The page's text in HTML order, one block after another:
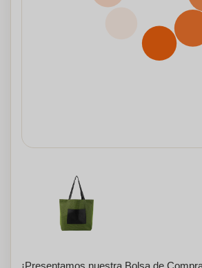
¡Presentamos nuestra Bolsa de